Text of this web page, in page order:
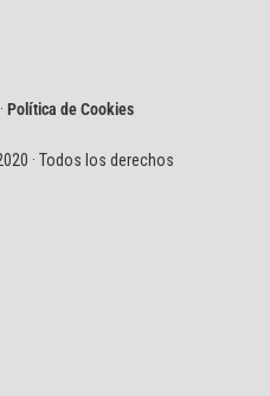
·Política de Cookies
· Todos los derechos